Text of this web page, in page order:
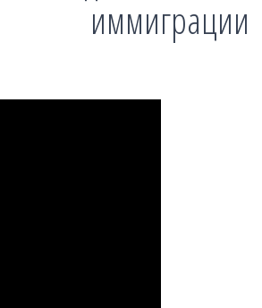
иммиграции